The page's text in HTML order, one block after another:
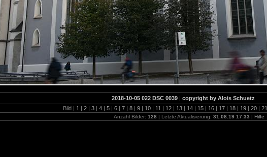
2018-10-05 022 DSC 0039 | copyright by Alois Schuetz
Bild | 1 | 2 | 3 | 4 | 5 | 6 | 7 | 8 | 9 | 10 | 11 | 12 | 13 | 14 | 15 | 16 | 17 | 18 | 19 | 20 | 21
Anzahl Bilder: 128 | Letzte Aktualisierung: 31.08.19 17:33 | Hilfe